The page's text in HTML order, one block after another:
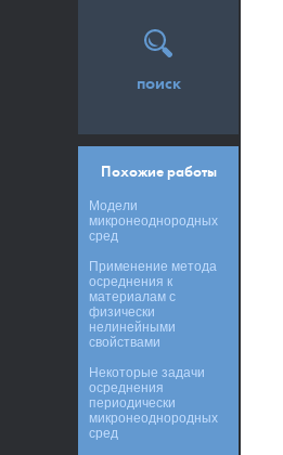
поиск
Похожие работы
Модели
микронеоднородных
сред
Применение метода
осреднения к
материалам с
физически
нелинейными
свойствами
Некоторые задачи
осреднения
периодически
микронеоднородных
сред